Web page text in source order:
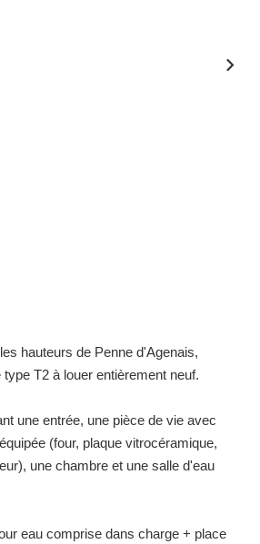
hauteurs de Penne d'Agenais,
T2 à louer entièrement neuf.
une entrée, une pièce de vie avec
(four, plaque vitrocéramique,
une chambre et une salle d'eau
eau comprise dans charge + place